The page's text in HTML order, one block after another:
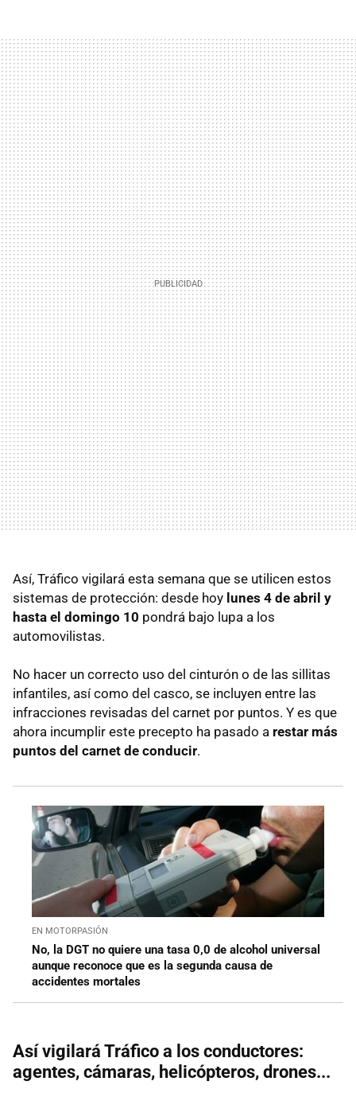
Así, Tráfico vigilará esta semana que se utilicen estos
sistemas de protección: desde hoy lunes 4 de abril y
hasta el domingo 10 pondrá bajo lupa a los
automovilistas.
No hacer un correcto uso del cinturón o de las sillitas
infantiles, así como del casco, se incluyen entre las
infracciones revisadas del carnet por puntos. Y es que
ahora incumplir este precepto ha pasado a restar más
puntos del carnet de conducir.
EN MOTORPASIÓN
No, la DGT no quiere una tasa 0,0 de alcohol universal
aunque reconoce que es la segunda causa de
accidentes mortales
Así vigilará Tráfico a los conductores:
agentes, cámaras, helicópteros, drones...